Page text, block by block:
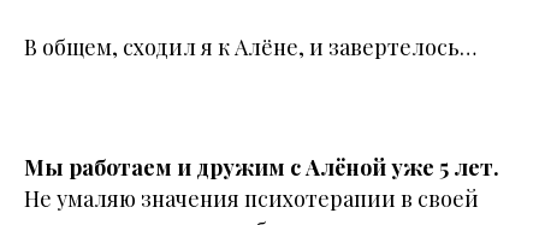
В общем, сходил я к Алёне, и завертелось…
Мы работаем и дружим с Алёной уже 5 лет.
Не умаляю значения психотерапии в своей